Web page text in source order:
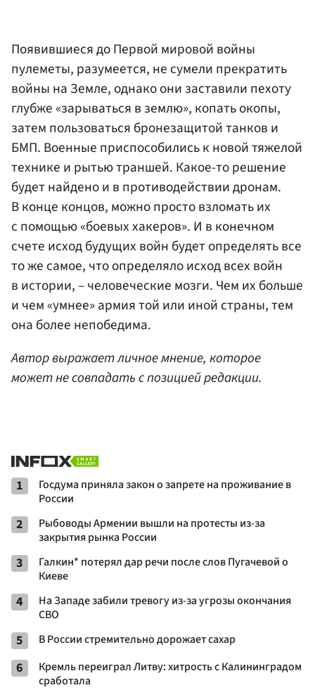
Появившиеся до Первой мировой войны
пулеметы, разумеется, не сумели прекратить
войны на Земле, однако они заставили пехоту
глубже «зарываться в землю», копать окопы,
затем пользоваться бронезащитой танков и
БМП. Военные приспособились к новой тяжелой
технике и рытью траншей. Какое-то решение
будет найдено и в противодействии дронам.
В конце концов, можно просто взломать их
с помощью «боевых хакеров». И в конечном
счете исход будущих войн будет определять все
то же самое, что определяло исход всех войн
в истории, – человеческие мозги. Чем их больше
и чем «умнее» армия той или иной страны, тем
она более непобедима.
Автор выражает личное мнение, которое
может не совпадать с позицией редакции.
1
Госдума приняла закон о запрете на проживание в
России
2
Рыбоводы Армении вышли на протесты из-за
закрытия рынка России
3
Галкин* потерял дар речи после слов Пугачевой о
Киеве
4
На Западе забили тревогу из-за угрозы окончания
СВО
5 В России стремительно дорожает сахар
6
Кремль переиграл Литву: хитрость с Калининградом
сработала